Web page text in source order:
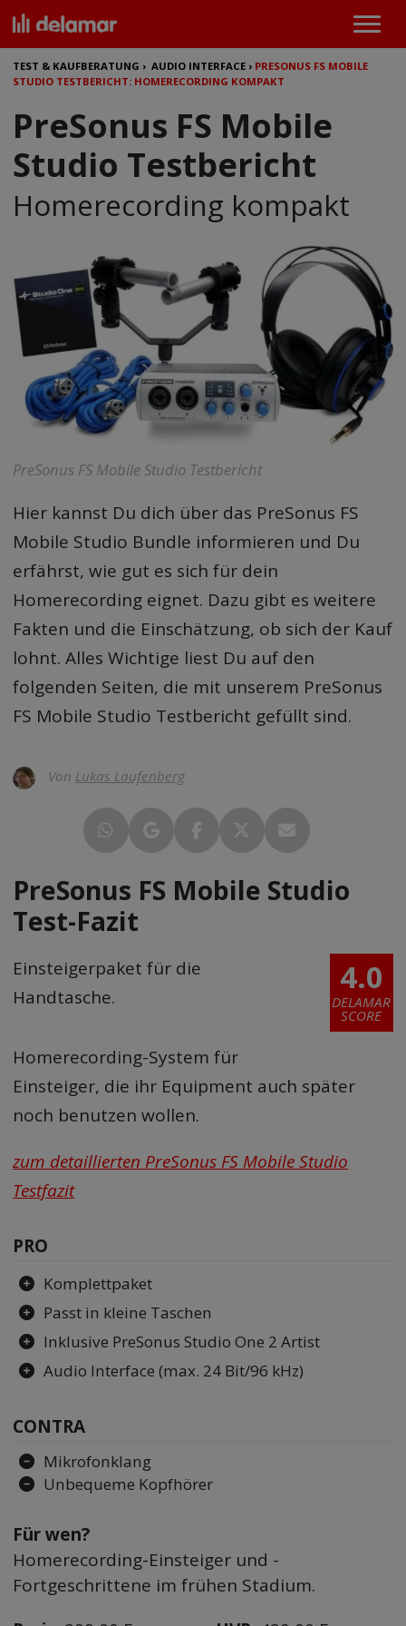
TEST & KAUFBERATUNG ›AUDIO INTERFACE › PRESONUS FS MOBILE
STUDIO TESTBERICHT: HOMERECORDING KOMPAKT
PreSonus FS Mobile
Studio Testbericht
Homerecording kompakt
PreSonus FS Mobile Studio Testbericht
Hier kannst Du dich über das PreSonus FS
Mobile Studio Bundle informieren und Du
erfährst, wie gut es sich für dein
Homerecording eignet. Dazu gibt es weitere
Fakten und die Einschätzung, ob sich der Kauf
lohnt. Alles Wichtige liest Du auf den
folgenden Seiten, die mit unserem PreSonus
FS Mobile Studio Testbericht gefüllt sind.
Von Lukas Laufenberg
PreSonus FS Mobile Studio
Test-Fazit
4.0
DELAMAR
SCORE
Einsteigerpaket für die
Handtasche.
Homerecording-System für
Einsteiger, die ihr Equipment auch später
noch benutzen wollen.
zum detaillierten PreSonus FS Mobile Studio
Testfazit
PRO
Komplettpaket
Passt in kleine Taschen
Inklusive PreSonus Studio One 2 Artist
Audio Interface (max. 24 Bit/96 kHz)
CONTRA
Mikrofonklang
Unbequeme Kopfhörer
Für wen?
Homerecording-Einsteiger und -
Fortgeschrittene im frühen Stadium.